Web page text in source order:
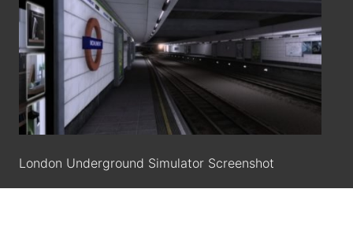
London Underground Simulator Screenshot